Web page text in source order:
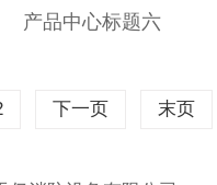
产品中心标题六
下一页 末页